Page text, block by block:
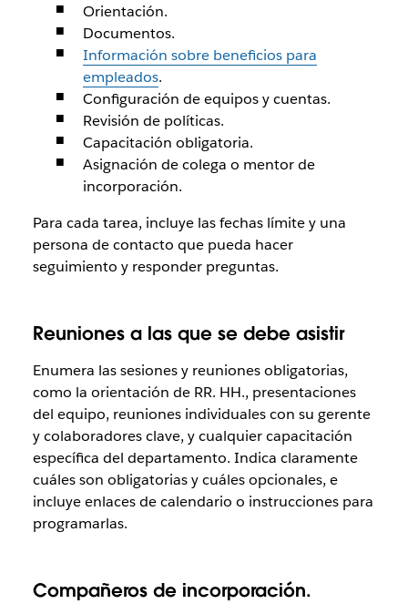
Orientación.
Documentos.
Información sobre beneficios para
empleados.
Configuración de equipos y cuentas.
Revisión de políticas.
Capacitación obligatoria.
Asignación de colega o mentor de
incorporación.
Para cada tarea, incluye las fechas límite y una
persona de contacto que pueda hacer
seguimiento y responder preguntas.
Reuniones a las que se debe asistir
Enumera las sesiones y reuniones obligatorias,
como la orientación de RR. HH., presentaciones
del equipo, reuniones individuales con su gerente
y colaboradores clave, y cualquier capacitación
específica del departamento. Indica claramente
cuáles son obligatorias y cuáles opcionales, e
incluye enlaces de calendario o instrucciones para
programarlas.
Compañeros de incorporación.